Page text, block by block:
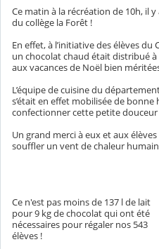
Ce matin à la récréation de 10h, il
du collège la Forêt !
En effet, à l’initiative des élèves du
un chocolat chaud était distribué à
aux vacances de Noël bien
L’équipe de cuisine du
s’était en effet mobilisée de
confectionner cette petite
Un grand merci à eux et aux
souffler un vent de chaleur
Ce n'est pas moins de 137 l de lait
pour 9 kg de chocolat qui ont été
nécessaires pour régaler nos 543
élèves !